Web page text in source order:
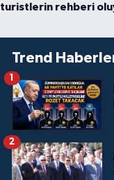
turistlerin rehberi
Trend
1
2